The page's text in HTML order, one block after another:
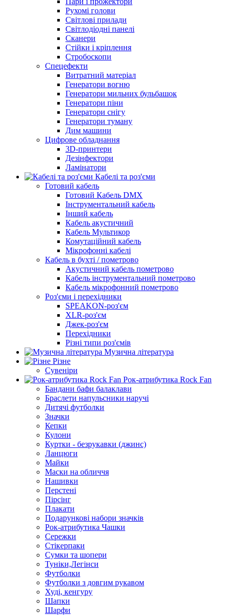
Рухомі голови
Світлові прилади
Світлодіодні панелі
Сканери
Стійки і кріплення
Стробоскопи
Спецефекти
Витратний матеріал
Генератори вогню
Генератори мильних бульбашок
Генератори піни
Генератори снігу
Генератори туману
Дим машини
Цифрове обладнання
3D-принтери
Дезінфектори
Ламінатори
Кабелі та роз'єми
Готовий кабель
Готовий Кабель DMX
Інструментальний кабель
Інший кабель
Кабель акустичний
Кабель Мультикор
Комутаційний кабель
Мікрофонні кабелі
Кабель в бухті / пометрово
Акустичний кабель пометрово
Кабель інструментальний пометрово
Кабель мікрофонний пометрово
Роз'єми і перехідники
SPEAKON-роз'єм
XLR-роз'єм
Джек-роз'єм
Перехідники
Різні типи роз'ємів
Музична література
Різне
Сувеніри
Рок-атрибутика Rock Fan
Бандани бафи балаклави
Браслети напульсники наручі
Дитячі футболки
Значки
Кепки
Кулони
Куртки - безрукавки (джинс)
Ланцюги
Майки
Маски на обличчя
Нашивки
Перстені
Пірсінг
Плакати
Подарункові набори значків
Рок-атрибутика Чашки
Сережки
Стікерпаки
Сумки та шопери
Туніки,Легінси
Футболки
Футболки з довгим рукавом
Худі, кенгуру
Шапки
Шарфи